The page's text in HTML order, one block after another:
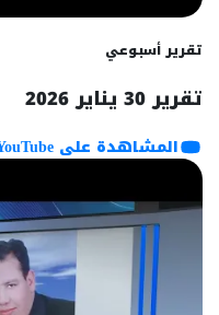
تقرير أسبوعي
تقرير 30 يناير 2026
المشاهدة على YouTube